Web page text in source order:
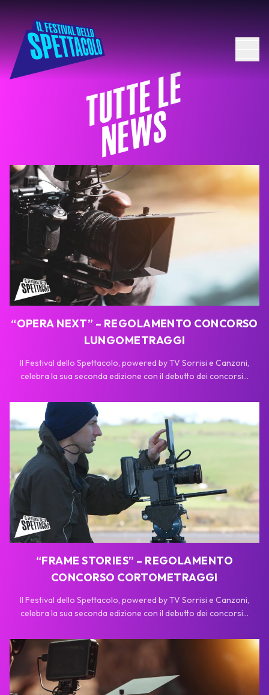
TUTTE LE
NEWS
“OPERA NEXT” – REGOLAMENTO CONCORSO
LUNGOMETRAGGI
Il Festival dello Spettacolo, powered by TV Sorrisi e Canzoni,
celebra la sua seconda edizione con il debutto dei concorsi...
“FRAME STORIES” – REGOLAMENTO
CONCORSO CORTOMETRAGGI
Il Festival dello Spettacolo, powered by TV Sorrisi e Canzoni,
celebra la sua seconda edizione con il debutto dei concorsi...